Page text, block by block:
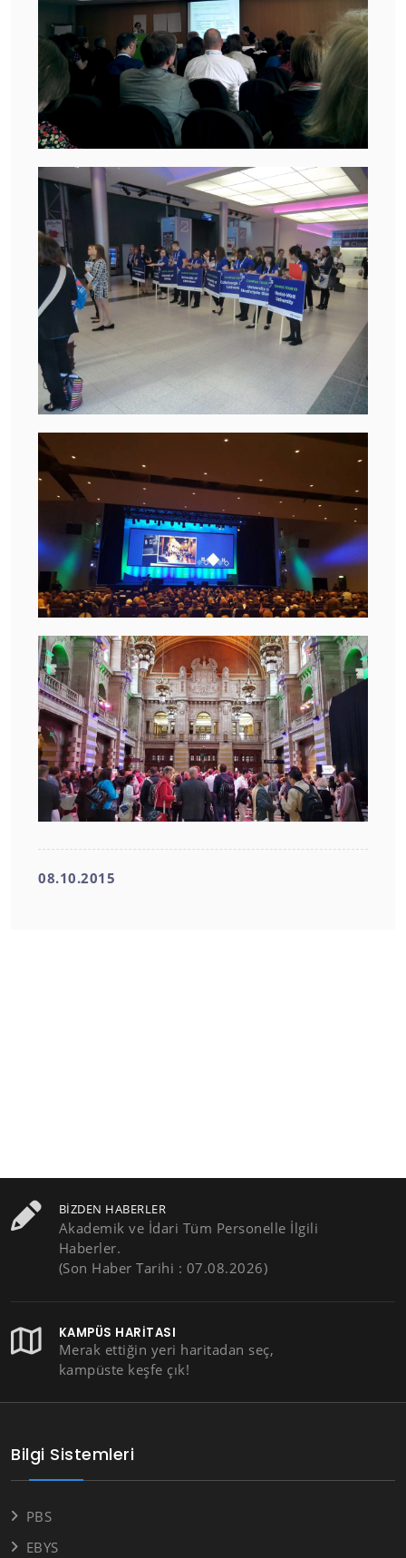
08.10.2015
BIZDEN HABERLER
Akademik ve İdari Tüm Personelle İlgili
Haberler.
(Son Haber Tarihi : 07.08.2026)
KAMPÜS HARITASI
Merak ettiğin yeri haritadan seç,
kampüste keşfe çık!
Bilgi Sistemleri
PBS
EBYS